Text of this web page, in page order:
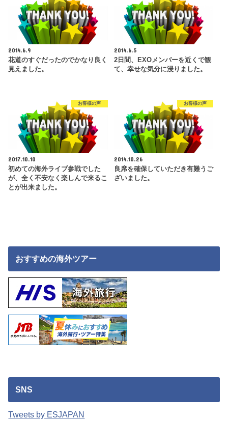
2014.6.9
花道のすぐだったのでかなり良く
見えました。
2014.6.5
2日間、EXOメンバーを近くで観
て、幸せな気分に浸りました。
お客様の声
2017.10.10
初めての海外ライブ参戦でした
が、全く不安なく楽しんで来るこ
とが出来ました。
お客様の声
2014.10.26
良席を確保していただき有難うご
ざいました。
おすすめの海外ツアー
SNS
Tweets by ESJAPAN